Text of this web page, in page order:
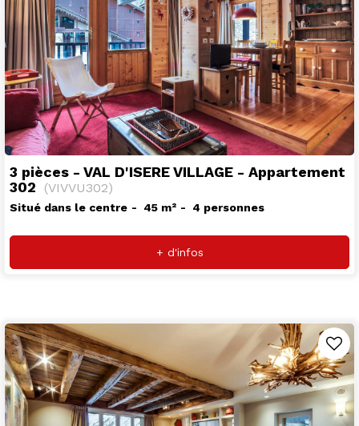
3 pièces - VAL D'ISERE VILLAGE - Appartement
302
(VIVVU302)
Situé dans le centre 45 m² 4 personnes
+ d'infos